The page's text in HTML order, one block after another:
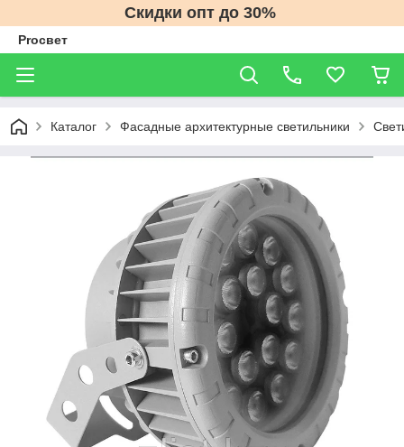
Скидки опт до 30%
Proсвет
Каталог Фасадные архитектурные светильники